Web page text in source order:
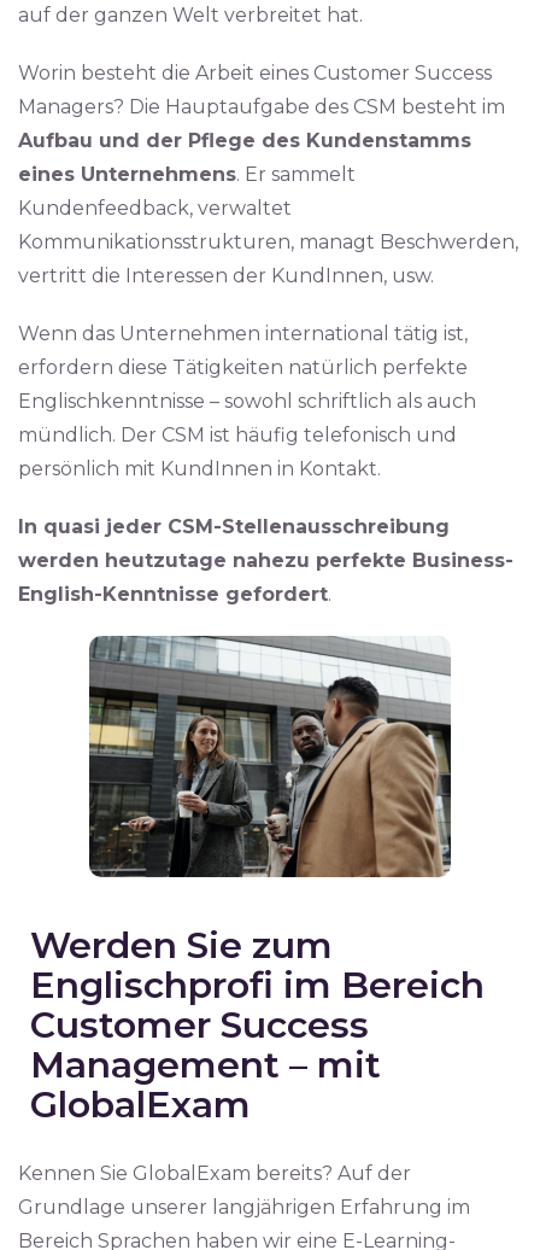
auf der ganzen Welt verbreitet hat.
Worin besteht die Arbeit eines Customer Success
Managers? Die Hauptaufgabe des CSM besteht im
Aufbau und der Pflege des Kundenstamms
eines Unternehmens. Er sammelt
Kundenfeedback, verwaltet
Kommunikationsstrukturen, managt Beschwerden,
vertritt die Interessen der KundInnen, usw.
Wenn das Unternehmen international tätig ist,
erfordern diese Tätigkeiten natürlich perfekte
Englischkenntnisse – sowohl schriftlich als auch
mündlich. Der CSM ist häufig telefonisch und
persönlich mit KundInnen in Kontakt.
In quasi jeder CSM-Stellenausschreibung
werden heutzutage nahezu perfekte Business-
English-Kenntnisse gefordert.
Werden Sie zum
Englischprofi im Bereich
Customer Success
Management – mit
GlobalExam
Kennen Sie GlobalExam bereits? Auf der
Grundlage unserer langjährigen Erfahrung im
Bereich Sprachen haben wir eine E-Learning-